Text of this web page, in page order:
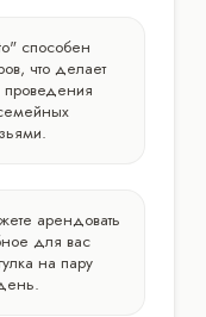
способен
что делает
арендовать
для вас
на пару